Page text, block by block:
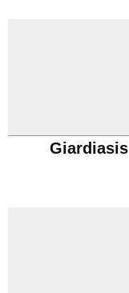
Giardiasis